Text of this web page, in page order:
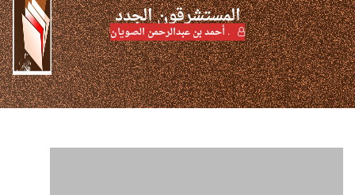
المستشرقون الجدد
. أحمد بن عبدالرحمن الصويان